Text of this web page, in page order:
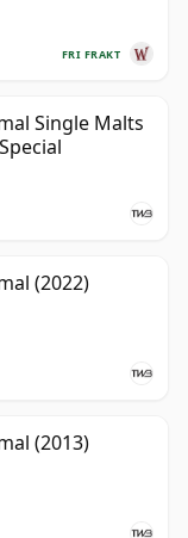
FRI FRAKT
Single Malts
(2022)
(2013)